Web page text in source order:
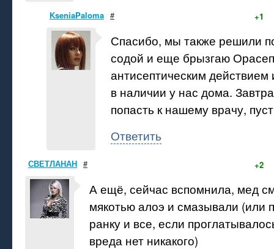
KseniaPaloma # +1
Спасибо, мы также решили
содой и еще брызгаю
антисептическим действием
в наличии у нас дома.
попасть к нашему врачу,
Ответить
СВЕТЛАНАН # +2
А ещё, сейчас вспомнила, мед
мякотью алоэ и смазывали (или
ранку и все, если
вреда нет никакого)